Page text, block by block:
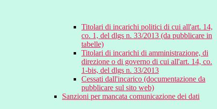
Titolari di incarichi politici di cui all'art. 14,
co. 1, del dlgs n. 33/2013 (da pubblicare in
tabelle)
Titolari di incarichi di amministrazione, di
direzione o di governo di cui all'art. 14, co.
1-bis, del dlgs n. 33/2013
Cessati dall'incarico (documentazione da
pubblicare sul sito web)
Sanzioni per mancata comunicazione dei dati